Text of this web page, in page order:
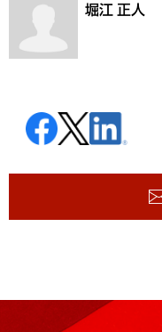
堀江 正人